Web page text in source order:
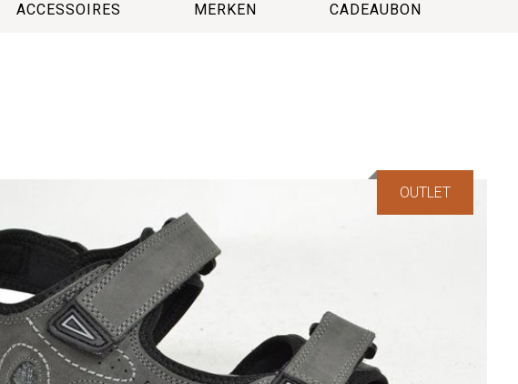
ACCESSOIRES MERKEN CADEAUBON
OUTLET